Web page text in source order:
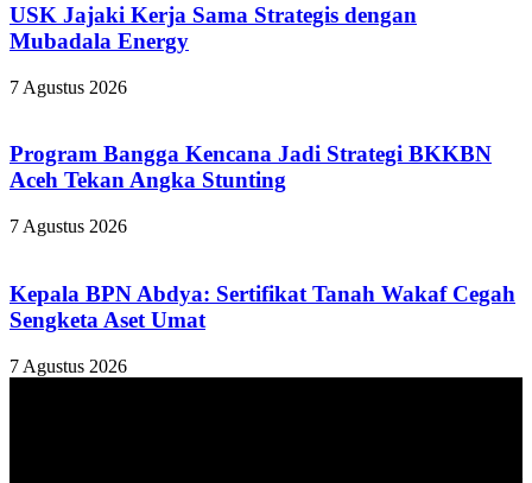
USK Jajaki Kerja Sama Strategis dengan
Mubadala Energy
7 Agustus 2026
Program Bangga Kencana Jadi Strategi BKKBN
Aceh Tekan Angka Stunting
7 Agustus 2026
Kepala BPN Abdya: Sertifikat Tanah Wakaf Cegah
Sengketa Aset Umat
7 Agustus 2026